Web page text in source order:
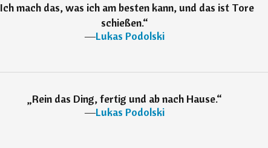
Ich mach das, was ich am besten kann, und das ist Tore
schießen.“
―Lukas Podolski
„Rein das Ding, fertig und ab nach Hause.“
―Lukas Podolski